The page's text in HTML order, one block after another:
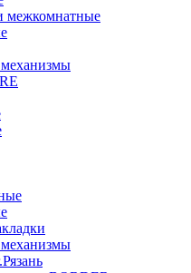
межкомнатные